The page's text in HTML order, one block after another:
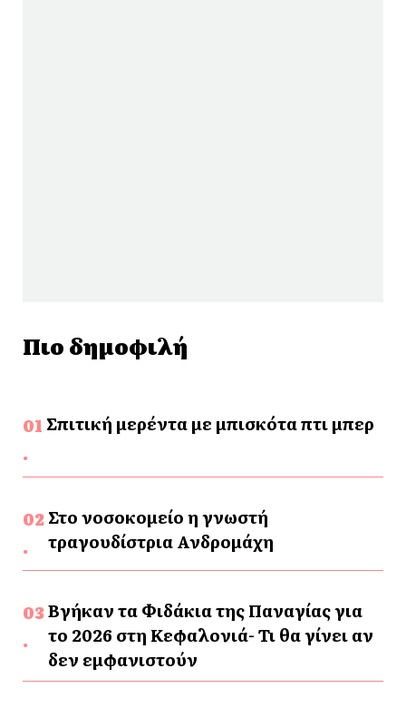
Πιο δημοφιλή
Σπιτική μερέντα με μπισκότα πτι μπερ
Στο νοσοκομείο η γνωστή
τραγουδίστρια Ανδρομάχη
Βγήκαν τα Φιδάκια της Παναγίας για
το 2026 στη Κεφαλονιά- Τι θα γίνει αν
δεν εμφανιστούν